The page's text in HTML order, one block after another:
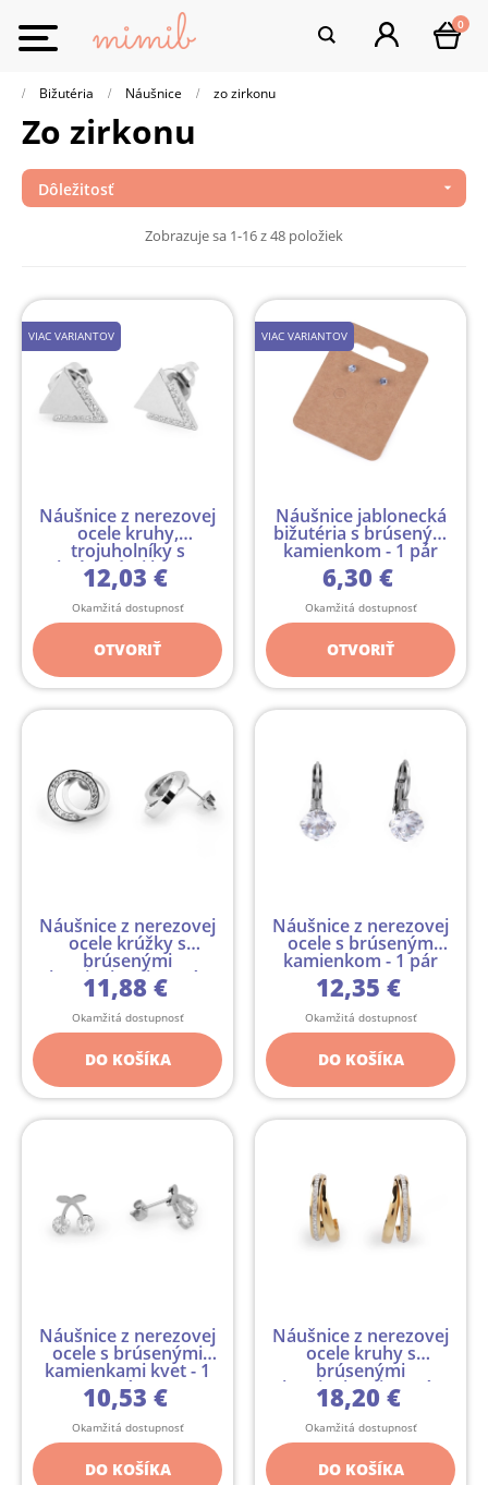
Toggle
navigation
0
Bižutéria Náušnice zo zirkonu
zo zirkonu
Dôležitosť 
Zobrazuje sa 1-16 z 48 položiek
VIAC VARIANTOV
Náušnice z nerezovej
ocele kruhy,
trojuholníky s
brúsenými kam...
12,03 €
Okamžitá dostupnosť
OTVORIŤ
VIAC VARIANTOV
Náušnice jablonecká
bižutéria s brúseným
kamienkom - 1 pár
6,30 €
Okamžitá dostupnosť
OTVORIŤ
Náušnice z nerezovej
ocele krúžky s
brúsenými
kamienkami - 1 pár
11,88 €
Okamžitá dostupnosť
DO KOŠÍKA
Náušnice z nerezovej
ocele s brúseným
kamienkom - 1 pár
12,35 €
Okamžitá dostupnosť
DO KOŠÍKA
Náušnice z nerezovej
ocele s brúsenými
kamienkami kvet - 1
pár
10,53 €
Okamžitá dostupnosť
DO KOŠÍKA
Náušnice z nerezovej
ocele kruhy s
brúsenými
kamienkami - 1 pár
18,20 €
Okamžitá dostupnosť
DO KOŠÍKA